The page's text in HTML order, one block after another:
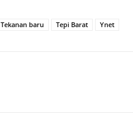
Tekanan baru Tepi Barat Ynet